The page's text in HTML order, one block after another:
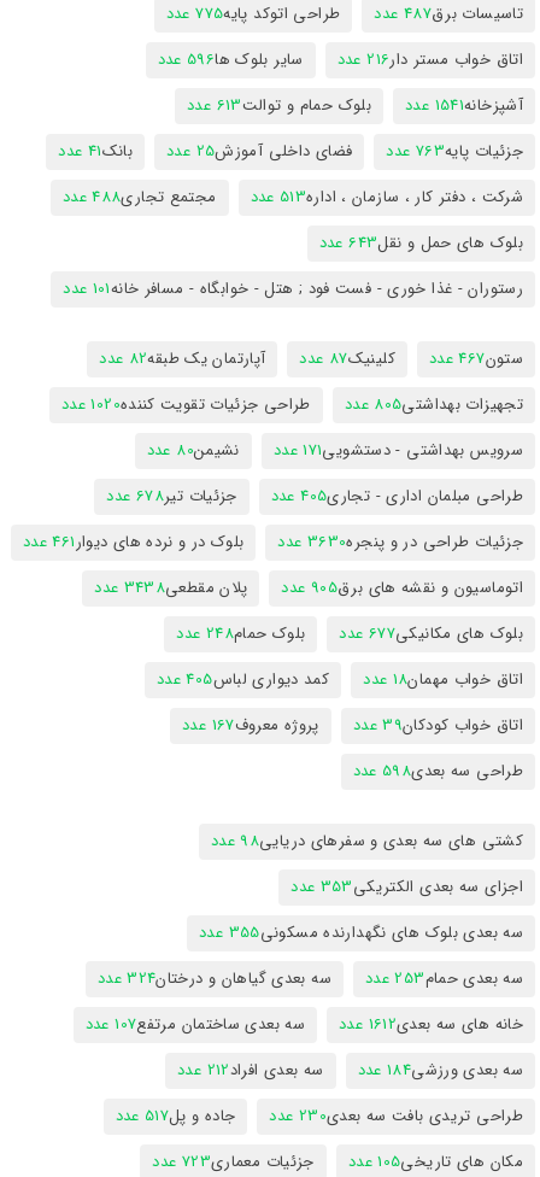
تاسیسات برق487 عدد طراحی اتوکد پایه775 عدد
اتاق خواب مستر دار216 عدد سایر بلوک ها596 عدد
آشپزخانه1541 عدد بلوک حمام و توالت613 عدد
جزئیات پایه763 عدد فضای داخلی آموزش25 عدد بانک41 عدد
شرکت ، دفتر کار ، سازمان ، اداره513 عدد مجتمع تجاری488 عدد
بلوک های حمل و نقل643 عدد
رستوران - غذا خوری - فست فود ; هتل - خوابگاه - مسافر خانه101 عدد
ستون467 عدد کلینیک87 عدد آپارتمان یک طبقه82 عدد
تجهیزات بهداشتی805 عدد طراحی جزئیات تقویت کننده1020 عدد
سرویس بهداشتی - دستشویی171 عدد نشیمن80 عدد
طراحی مبلمان اداری - تجاری405 عدد جزئیات تیر678 عدد
جزئیات طراحی در و پنجره3630 عدد بلوک در و نرده های دیوار461 عدد
اتوماسیون و نقشه های برق905 عدد پلان مقطعی3438 عدد
بلوک های مکانیکی677 عدد بلوک حمام248 عدد
اتاق خواب مهمان18 عدد کمد دیواری لباس405 عدد
اتاق خواب کودکان39 عدد پروژه معروف167 عدد
طراحی سه بعدی598 عدد
کشتی های سه بعدی و سفرهای دریایی98 عدد
اجزای سه بعدی الکتریکی353 عدد
سه بعدی بلوک های نگهدارنده مسکونی355 عدد
سه بعدی حمام253 عدد سه بعدی گیاهان و درختان324 عدد
خانه های سه بعدی1612 عدد سه بعدی ساختمان مرتفع107 عدد
سه بعدی ورزشی184 عدد سه بعدی افراد212 عدد
طراحی تریدی بافت سه بعدی230 عدد جاده و پل517 عدد
مکان های تاریخی105 عدد جزئیات معماری723 عدد